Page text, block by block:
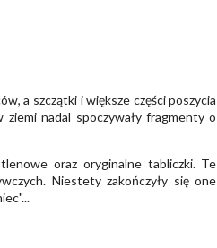
a szczątki i większe części poszycia
nadal spoczywały fragmenty o
oraz oryginalne tabliczki. Te
Niestety zakończyły się one